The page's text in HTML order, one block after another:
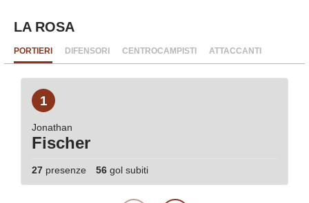
LA ROSA
PORTIERI DIFENSORI CENTROCAMPISTI ATTACCANTI
1
Jonathan
Fischer
27 presenze 56 gol subiti